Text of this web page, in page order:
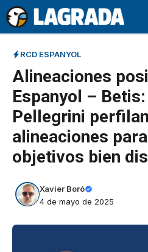
Saltar
al
contenido
RCD ESPANYOL
Alineaciones
Espanyol –
Pellegrini
alineaciones
objetivos bien
Xavier Boró
4 de mayo de 2025